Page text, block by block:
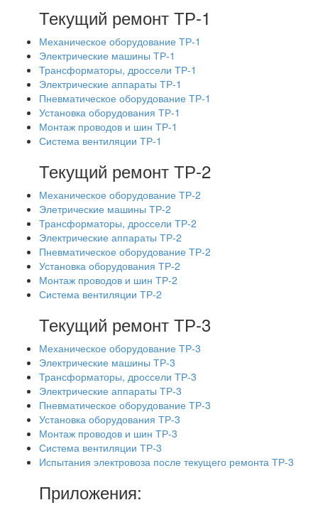
Текущий ремонт ТР-1
Механическое оборудование ТР-1
Электрические машины ТР-1
Трансформаторы, дроссели ТР-1
Электрические аппараты ТР-1
Пневматическое оборудование ТР-1
Установка оборудования ТР-1
Монтаж проводов и шин ТР-1
Система вентиляции ТР-1
Текущий ремонт ТР-2
Механическое оборудование ТР-2
Элетрические машины ТР-2
Трансформаторы, дроссели ТР-2
Электрические аппараты ТР-2
Пневматическое оборудование ТР-2
Установка оборудования ТР-2
Монтаж проводов и шин ТР-2
Система вентиляции ТР-2
Текущий ремонт ТР-3
Механическое оборудование ТР-3
Электрические машины ТР-3
Трансформаторы, дроссели ТР-3
Электрические аппараты ТР-3
Пневматическое оборудование ТР-3
Установка оборудования ТР-3
Монтаж проводов и шин ТР-3
Система вентиляции ТР-3
Испытания электровоза после текущего ремонта ТР-3
Приложения: